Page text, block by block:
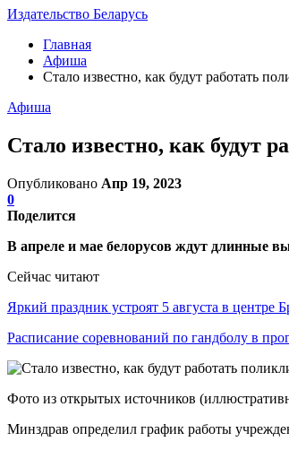
Издательство Беларусь
Главная
Афиша
Стало известно, как будут работать
Афиша
Стало известно, как будут
Опубликовано Апр 19, 2023
0
Поделится
В апреле и мае белорусов ждут длинные
Сейчас читают
Яркий праздник устроят 5 августа в центре
Расписание соревнований по гандболу в
Фото из открытых источников
Минздрав определил график работы